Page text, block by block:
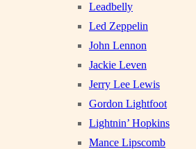
Leadbelly
Led Zeppelin
John Lennon
Jackie Leven
Jerry Lee Lewis
Gordon Lightfoot
Lightnin’ Hopkins
Mance Lipscomb